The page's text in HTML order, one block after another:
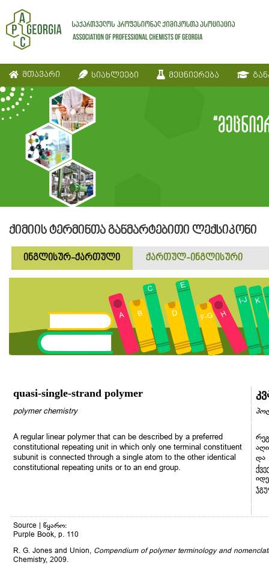
მთავარი სიახლეები მეცნიერება
ქიმიის ტერმინთა განმარტებითი ლექსიკონი
ინგლისურ-ქართული ქართულ-ინგლისური
quasi-single-strand polymer
polymer chemistry
A regular linear polymer that can be described by a preferred
constitutional repeating unit in which only one terminal constituent
subunit is connected through a single atom to the other identical
constitutional repeating units or to an end group.
და
Source | წყარო:
Purple Book, p. 110
R. G. Jones and Union, Compendium of polymer terminology and
Chemistry, 2009.